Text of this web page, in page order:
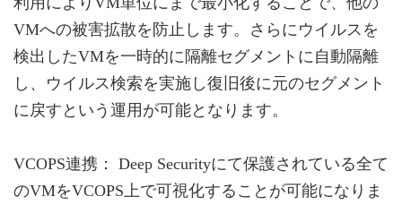
VMへの被害拡散を防止します。さらにウイルスを
検出したVMを一時的に隔離セグメントに自動隔離
し、ウイルス検索を実施し復旧後に元のセグメント
に戻すという運用が可能となります。
VCOPS連携： Deep Securityにて保護されている全て
のVMをVCOPS上で可視化することが可能になりま